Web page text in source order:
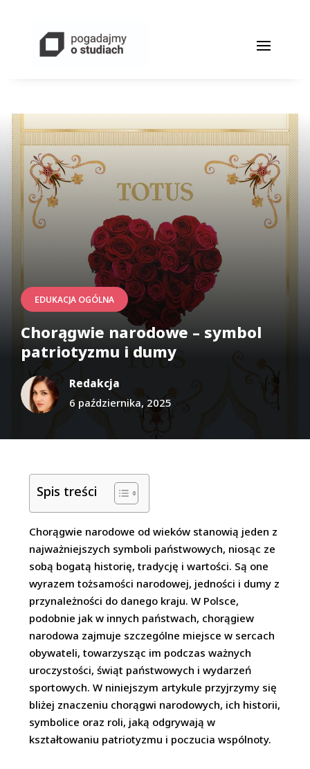
EDUKACJA OGÓLNA
Chorągwie narodowe – symbol
patriotyzmu i dumy
Redakcja
6 października, 2025
Spis treści
Chorągwie narodowe od wieków stanowią jeden z
najważniejszych symboli państwowych, niosąc ze
sobą bogatą historię, tradycję i wartości. Są one
wyrazem tożsamości narodowej, jedności i dumy z
przynależności do danego kraju. W Polsce,
podobnie jak w innych państwach, chorągiew
narodowa zajmuje szczególne miejsce w sercach
obywateli, towarzysząc im podczas ważnych
uroczystości, świąt państwowych i wydarzeń
sportowych. W niniejszym artykule przyjrzymy się
bliżej znaczeniu chorągwi narodowych, ich historii,
symbolice oraz roli, jaką odgrywają w
kształtowaniu patriotyzmu i poczucia wspólnoty.